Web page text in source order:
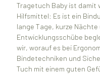
Tragetuch Baby ist damit
Hilfsmittel: Es ist ein
lange Tage, kurze
Entwicklungsschübe
wir, worauf es bei
Bindetechniken und
Tuch mit einem guten